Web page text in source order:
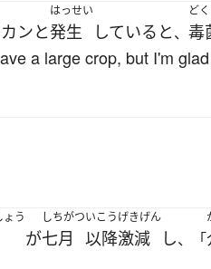
カンと
はっせい
発生 している と、
ど
毒
a large crop, but I'm
う
が
しちがつ
七月
いこう
以降
げきげん
激減 し、「